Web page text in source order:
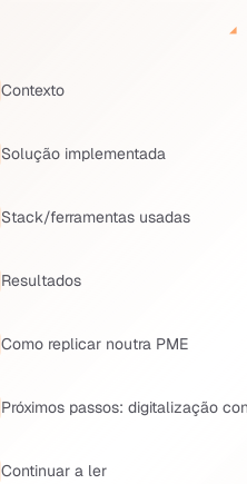
Contexto
Solução implementada
Stack/ferramentas usadas
Resultados
Como replicar noutra PME
Próximos passos: digitalização
Continuar a ler